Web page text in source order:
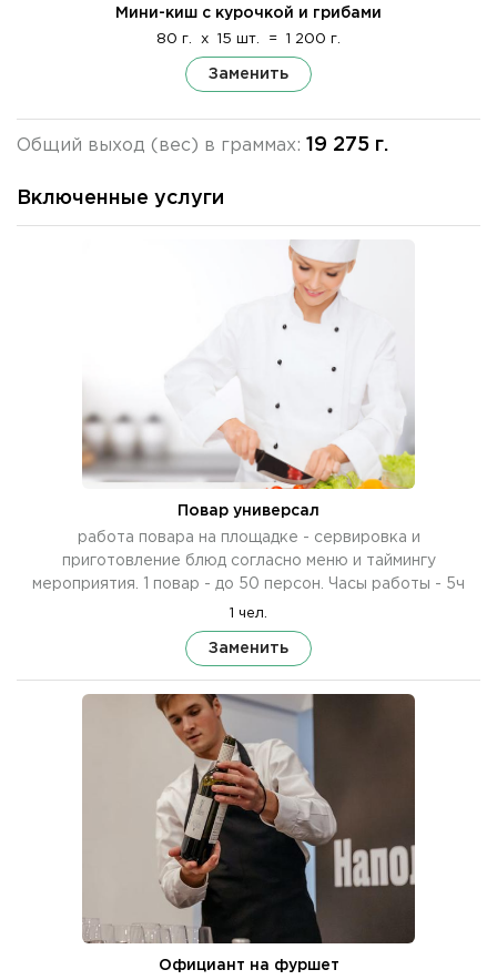
Мини-киш с курочкой и грибами
80 г. x 15 шт. = 1 200 г.
Заменить
Общий выход (вес) в граммах: 19 275 г.
Включенные услуги
Повар универсал
работа повара на площадке - сервировка и
приготовление блюд согласно меню и таймингу
мероприятия. 1 повар - до 50 персон. Часы работы - 5ч
1 чел.
Заменить
Официант на фуршет